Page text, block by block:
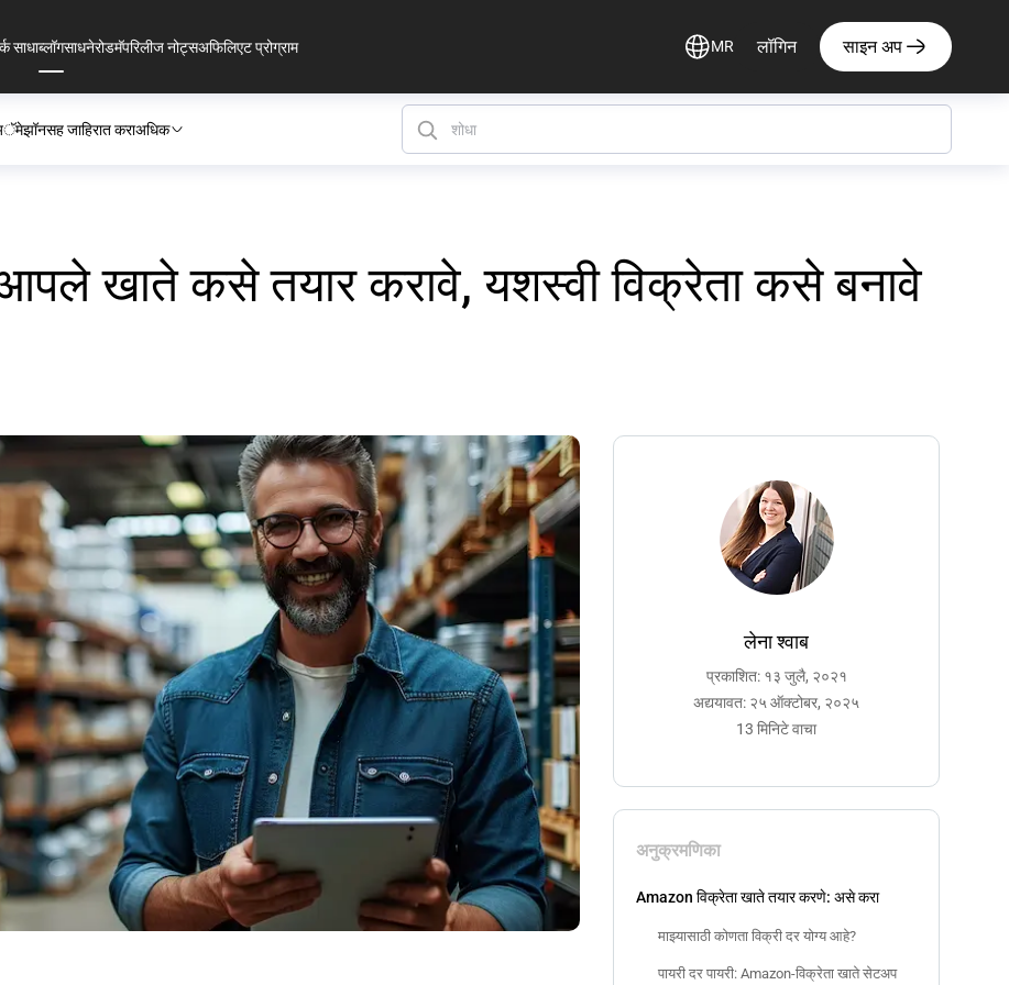
साधाब्लॉगसाधनेरोडमॅपरिलीज नोट्सअफिलिएट प्रोग्राम MR लॉगिन साइन अप
जाहिरात कराअधिक
खाते कसे तयार करावे, यशस्वी विक्रेता कसे बनावे
लेना श्वाब
प्रकाशित: १३ जुलै, २०२१
अद्ययावत: २५ ऑक्टोबर, २०२५
13 मिनिटे वाचा
अनुक्रमणिका
Amazon विक्रेता खाते तयार करणे: असे करा
माझ्यासाठी कोणता विक्री दर योग्य आहे?
पायरी दर पायरी: Amazon-विक्रेता खाते सेटअप